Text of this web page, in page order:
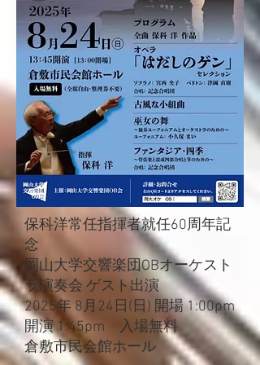
保科洋常任指揮者就任60周年記
念
岡山大学交響楽団OBオーケスト
ラ演奏会 ゲスト出演
2025年 8月24日(日) 開場 1:00pm
開演 1:45pm 入場無料
倉敷市民会館ホール